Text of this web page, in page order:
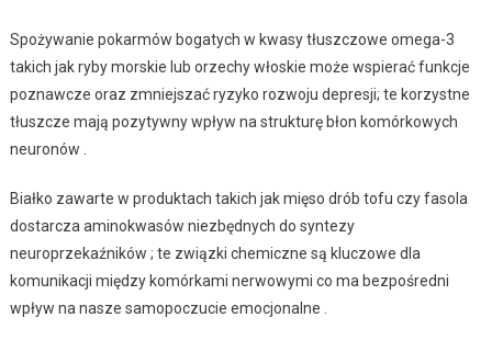
Spożywanie pokarmów bogatych w kwasy tłuszczowe omega-3
takich jak ryby morskie lub orzechy włoskie może wspierać funkcje
poznawcze oraz zmniejszać ryzyko rozwoju depresji; te korzystne
tłuszcze mają pozytywny wpływ na strukturę błon komórkowych
neuronów .
Białko zawarte w produktach takich jak mięso drób tofu czy fasola
dostarcza aminokwasów niezbędnych do syntezy
neuroprzekaźników ; te związki chemiczne są kluczowe dla
komunikacji między komórkami nerwowymi co ma bezpośredni
wpływ na nasze samopoczucie emocjonalne .